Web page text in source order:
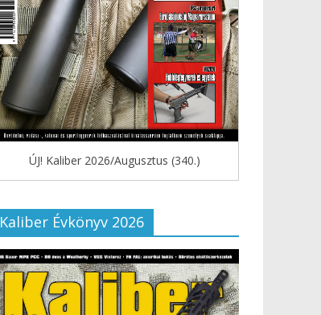
ÚJ! Kaliber 2026/Augusztus (340.)
Kaliber Évkönyv 2026